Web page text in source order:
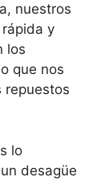
nuestros
y
los
que nos
repuestos
lo
desagüe